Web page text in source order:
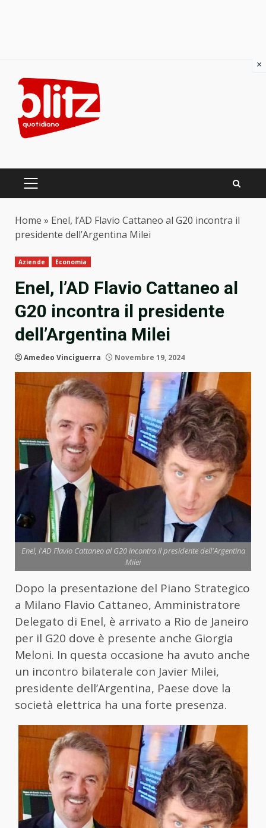
content
PRIMARY
Home » Enel, l’AD Flavio Cattaneo al G20 incontra il
presidente dell’Argentina Milei
Aziende Economia
Enel, l’AD Flavio Cattaneo al
G20 incontra il presidente
dell’Argentina Milei
Amedeo Vinciguerra Novembre 19, 2024
Enel, l'AD Flavio Cattaneo al G20 incontra il presidente dell'Argentina
Milei
Dopo la presentazione del Piano Strategico
a Milano Flavio Cattaneo, Amministratore
Delegato di Enel, è arrivato a Rio de Janeiro
per il G20 dove è presente anche Giorgia
Meloni. In questa occasione ha avuto anche
un incontro bilaterale con Javier Milei,
presidente dell’Argentina, Paese dove la
società elettrica ha una forte presenza.
×